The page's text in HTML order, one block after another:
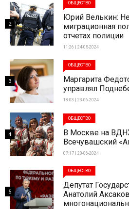
ОБЩЕСТВО
Юрий Велькин:
миграционная
отчетах полиции
11:26 | 24-05-2024
2
ОБЩЕСТВО
Маргарита
управлял
18:03 | 23-06-2024
3
ОБЩЕСТВО
В Москве на
Всечувашский
07:17 | 20-06-2024
4
ОБЩЕСТВО
Депутат
Анатолий
5